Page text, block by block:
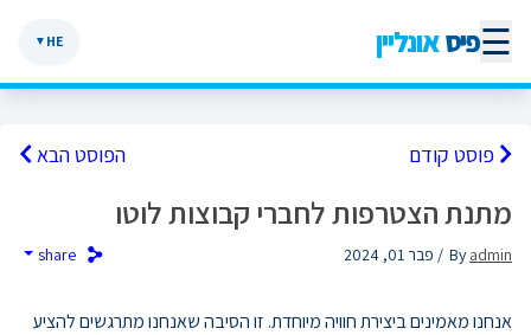
☰פיסאונליין HE
▼
פוסט קודם הפוסט הבא
מתנת הצטרפות לחברי קבוצות לוטו
Byadmin / פבר 01, 2024 share
אנחנו מאמינים ביצירת חוויה מיוחדת. זו הסיבה שאנחנו מתרגשים להציע